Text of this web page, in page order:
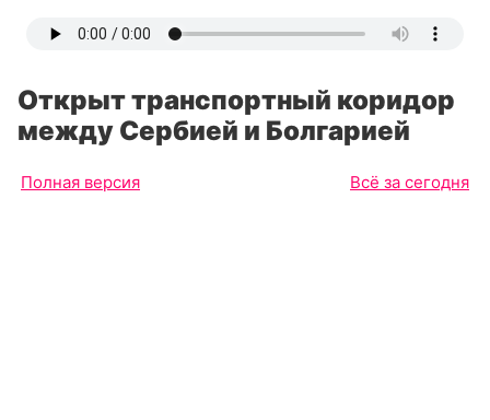
Открыт транспортный коридор
между Сербией и Болгарией
Полная версия Всё за сегодня